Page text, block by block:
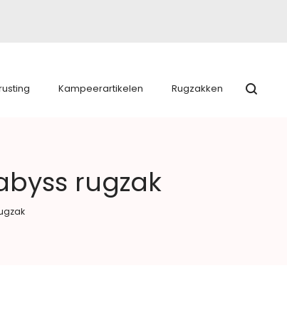
Kampeerartikelen Rugzakken
rugzak